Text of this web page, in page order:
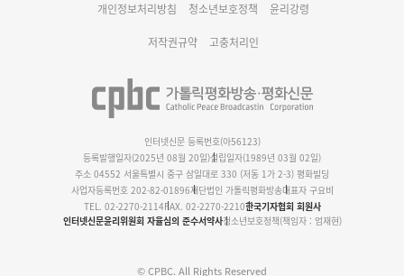
개인정보처리방침 청소년보호정책 윤리강령
저작권규약 고충처리인
인터넷신문 등록번호(아56123)
등록발행일자(2025년 08월 20일)설립일자(1989년 03월 02일)
주소 04552 서울특별시 중구 삼일대로 330 (저동 1가 2-3) 평화빌딩
사업자등록번호 202-82-01896재단법인 가톨릭평화방송대표자 구요비
TEL. 02-2270-2114FAX. 02-2270-2210한국기자협회 회원사
인터넷신문윤리위원회 자율심의 준수서약사청소년보호정책(책임자 : 엄재현)
© CPBC. All Rights Reserved